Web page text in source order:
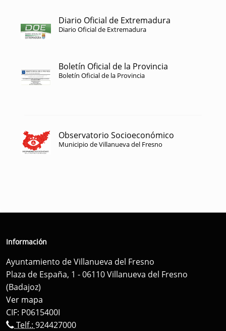
Diario Oficial de Extremadura
Diario Oficial de Extremadura
Boletín Oficial de la Provincia
Boletín Oficial de la Provincia
Observatorio Socioeconómico
Municipio de Villanueva del Fresno
Información
Ayuntamiento de Villanueva del Fresno
Plaza de España, 1 - 06110 Villanueva del Fresno
(Badajoz)
Ver mapa
CIF: P0615400I
Telf.: 924427000